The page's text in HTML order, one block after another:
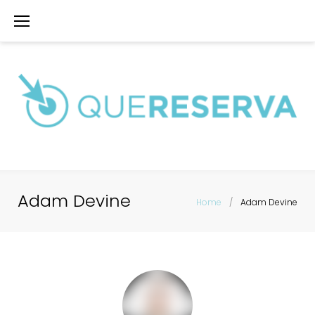
Saltar
Adam Devine Home / Adam Devine